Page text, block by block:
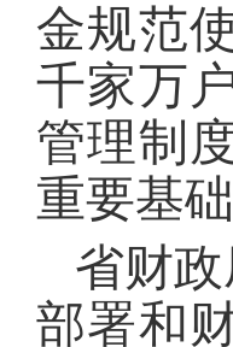
金规范
千家万
管理制
重要基础
省财
部署和